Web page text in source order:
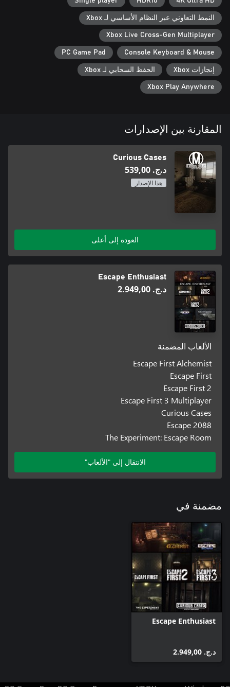
النمط التعاوني عبر النظام الأساسي لـ Xbox
Xbox Live Cross-Gen Multiplayer
Console Keyboard & Mouse
PC Game Pad
إنجازات Xbox الحفظ السحابي لـ Xbox
Xbox Play Anywhere
المقارنة بين الإصدارات
Curious Cases
د.ج.‏ 539,00
هذا الإصدار
العودة إلى أعلى
Escape Enthusiast
د.ج.‏ 2.949,00
الألعاب المضمنة
Escape First Alchemist
Escape First
Escape First 2
Escape First 3 Multiplayer
Curious Cases
Escape 2088
The Experiment: Escape Room
الانتقال إلى "الألعاب"
مضمنة في
Escape Enthusiast
د.ج.‏ 2.949,00